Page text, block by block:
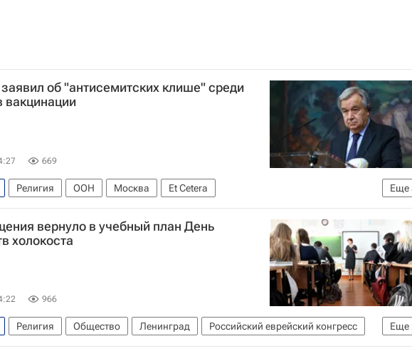
об "антисемитских клише" среди
вакцинации
669
Еще
Религия ООН Москва
Et Cetera
конгресс
Егор Бероев Антониу Гутерреш
вернуло в учебный план День
холокоста
966
Еще
Религия Общество Ленинград
Российский еврейский конгресс
Россия